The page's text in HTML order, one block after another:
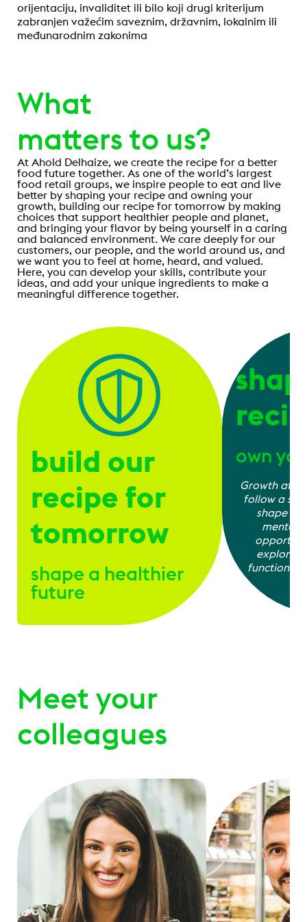
orijentaciju, invaliditet ili bilo koji drugi kriterijum
zabranjen važećim saveznim, državnim, lokalnim ili
međunarodnim zakonima
What
matters to us?
At Ahold Delhaize, we create the recipe for a better
food future together. As one of the world’s largest
food retail groups, we inspire people to eat and live
better by shaping your recipe and owning your
growth, building our recipe for tomorrow by making
choices that support healthier people and planet,
and bringing your flavor by being yourself in a caring
and balanced environment. We care deeply for our
customers, our people, and the world around us, and
we want you to feel at home, heard, and valued.
Here, you can develop your skills, contribute your
ideas, and add your unique ingredients to make a
meaningful difference together.
build our
recipe for
tomorrow
shape a healthier
future
own
Growth at
follow a
shape
explore
functions,
Meet your
colleagues